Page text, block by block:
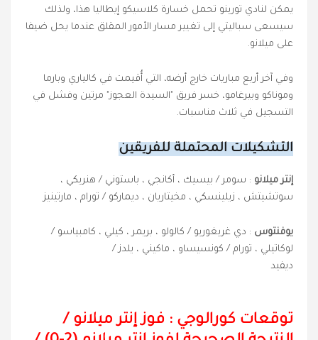
يمكن لنادي تورينو تحمل خسارة كلاسيكو إيطاليا هذا، ولذلك
سيسعى سباليتي إلى تغيير مسار الأمور المقلق عندما يحل ضيفا
على ميلانو.
وفي آخر أربع مباريات خارج أرضه، التي أُقيمت في كالياري وبارما
وموناكو وبيرغامو، خسر فريق "السيدة العجوز" مرتين وفشل في
التسجيل في ثلاث مناسبات.
التشكيلات المحتملة للفريقين
إنتر ميلانو : سومر / بيسيك ، أكانجي ، باستوني / هنريكي ،
سوتشيتش ، زيلينسكي ، مخيتاريان ، ديماركو / تورام ، مارتينيز
يوفنتوس : دي غريغوريو / كالولو ، بريمر ، كيلي ، كامبياسو /
لوكاتيلي ، تورام / كونسيساو ، ماكيني ، يلدز /
ديفيد
توقعات كورالوجي : فوز إنتر ميلانو /